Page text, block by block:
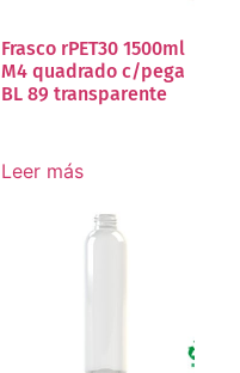
Frasco rPET30 1500ml
M4 quadrado c/pega
BL 89 transparente
Leer más